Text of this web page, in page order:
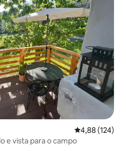
4,88 de uma
4,88 (124)
e vista para o campo